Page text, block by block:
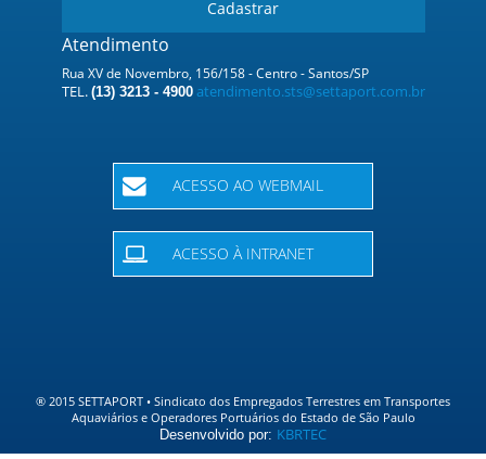
Cadastrar
Atendimento
Rua XV de Novembro, 156/158 - Centro - Santos/SP
TEL. (13) 3213 - 4900 atendimento.sts@settaport.com.br
ACESSO AO WEBMAIL
ACESSO À INTRANET
® 2015 SETTAPORT • Sindicato dos Empregados Terrestres em Transportes
Aquaviários e Operadores Portuários do Estado de São Paulo
Desenvolvido por: KBRTEC